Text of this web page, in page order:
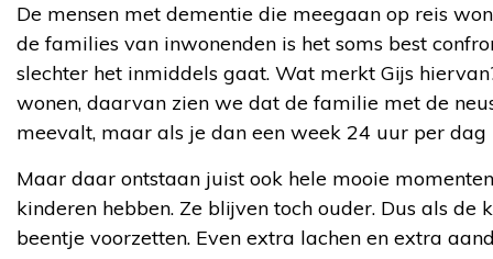
De mensen met dementie die meegaan op reis
de families van inwonenden is het soms best
slechter het inmiddels gaat. Wat merkt Gijs
wonen, daarvan zien we dat de familie met de
meevalt, maar als je dan een week 24 uur per
Maar daar ontstaan juist ook hele mooie
kinderen hebben. Ze blijven toch ouder. Dus als
beentje voorzetten. Even extra lachen en extra